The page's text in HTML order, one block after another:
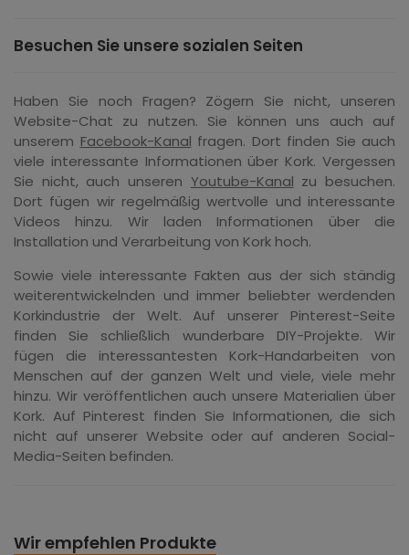
Besuchen Sie unsere sozialen Seiten
Haben Sie noch Fragen? Zögern Sie nicht, unseren
Website-Chat zu nutzen. Sie können uns auch auf
unserem Facebook-Kanal fragen. Dort finden Sie auch
viele interessante Informationen über Kork. Vergessen
Sie nicht, auch unseren Youtube-Kanal zu besuchen.
Dort fügen wir regelmäßig wertvolle und interessante
Videos hinzu. Wir laden Informationen über die
Installation und Verarbeitung von Kork hoch.
Sowie viele interessante Fakten aus der sich ständig
weiterentwickelnden und immer beliebter werdenden
Korkindustrie der Welt. Auf unserer Pinterest-Seite
finden Sie schließlich wunderbare DIY-Projekte. Wir
fügen die interessantesten Kork-Handarbeiten von
Menschen auf der ganzen Welt und viele, viele mehr
hinzu. Wir veröffentlichen auch unsere Materialien über
Kork. Auf Pinterest finden Sie Informationen, die sich
nicht auf unserer Website oder auf anderen Social-
Media-Seiten befinden.
Wir empfehlen Produkte